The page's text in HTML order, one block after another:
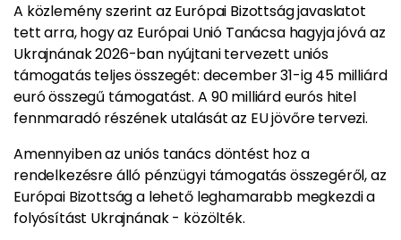
A közlemény szerint az Európai Bizottság javaslatot
tett arra, hogy az Európai Unió Tanácsa hagyja jóvá az
Ukrajnának 2026-ban nyújtani tervezett uniós
támogatás teljes összegét: december 31-ig 45 milliárd
euró összegű támogatást. A 90 milliárd eurós hitel
fennmaradó részének utalását az EU jövőre tervezi.
Amennyiben az uniós tanács döntést hoz a
rendelkezésre álló pénzügyi támogatás összegéről, az
Európai Bizottság a lehető leghamarabb megkezdi a
folyósítást Ukrajnának - közölték.